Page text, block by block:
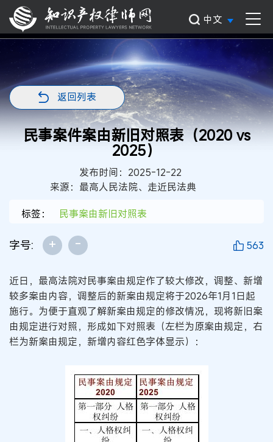
中文
返回列表
民事案件案由新旧对照表（2020 vs
2025）
发布时间：2025-12-22
来源：最高人民法院、走近民法典
标签：
民事案由新旧对照表
字号: + - 563
近日，最高法院对民事案由规定作了较大修改，调整、新增
较多案由内容，调整后的新案由规定将于2026年1月1日起
施行。为便于直观了解新案由规定的修改情况，现将新旧案
由规定进行对照，形成如下对照表（左栏为原案由规定，右
栏为新案由规定，新增内容红色字体显示）：